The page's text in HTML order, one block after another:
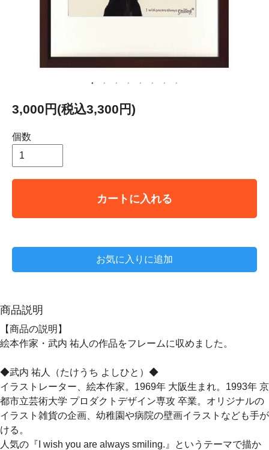
3,000円(税込3,300円)
個数
カートに入れる
お気に入りに追加
商品説明
【商品の説明】
絵本作家・武内 祐人の作品をフレームに収めました。
◆武内 祐人（たけうち よしひと）◆
イラストレーター、絵本作家。1969年 大阪生まれ。1993年 京
都市立芸術大学 プロダクトデザイン専攻 卒業。オリジナルの
イラスト雑貨の企画、幼稚園や病院の壁画イラストなども手が
ける。
人気の『I wish you are always smiling.』というテーマで描か